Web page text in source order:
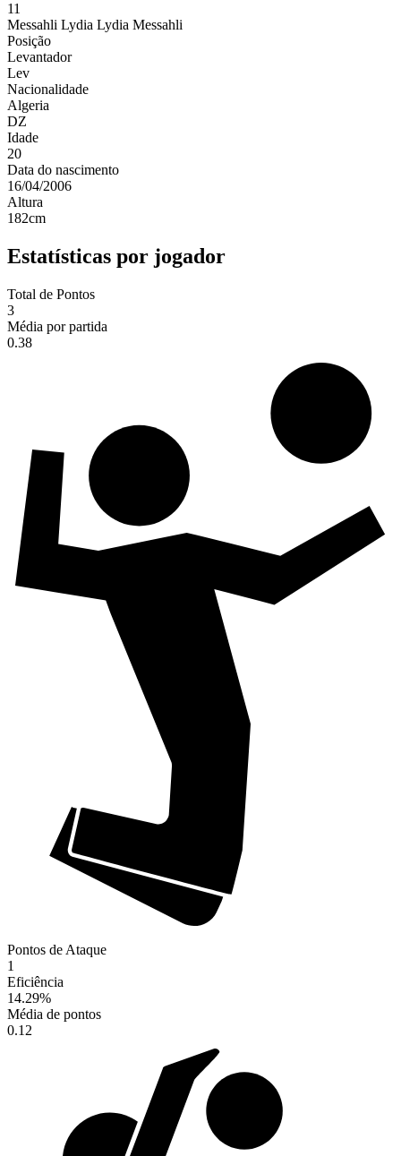
11
Messahli Lydia Lydia Messahli
Posição
Levantador
Lev
Nacionalidade
Algeria
DZ
Idade
20
Data do nascimento
16/04/2006
Altura
182cm
Estatísticas por jogador
Total de Pontos
3
Média por partida
0.38
Pontos de Ataque
1
Eficiência
14.29%
Média de pontos
0.12